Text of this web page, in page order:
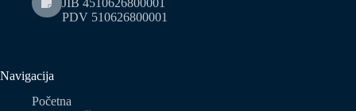
PDV 510626800001
Navigacija
Početna